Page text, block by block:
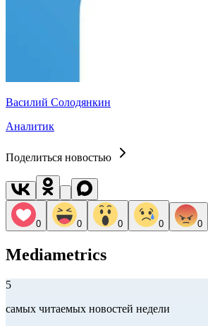
Василий Солодянкин
Аналитик
Поделиться новостью
0 0 0 0 0
Mediametrics
5
самых читаемых новостей недели